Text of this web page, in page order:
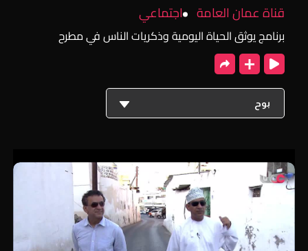
قناة عمان العامة
اجتماعي
برنامج يوثق الحياة اليومية وذكريات الناس في مطرح
بوح